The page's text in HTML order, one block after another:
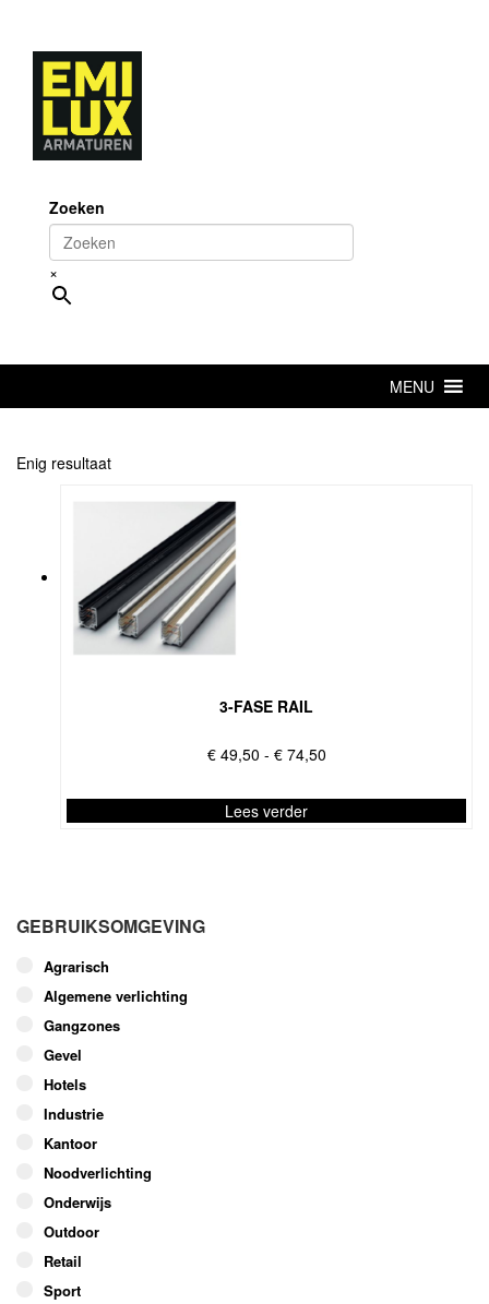
content
Zoeken
×
MENU
Enig resultaat
3-FASE RAIL
€49,50 - €74,50Prijsklasse:
tot
€ 74,50
Lees verder
variaties.
optie
kan
gekozen
worden
op
productpagina
GEBRUIKSOMGEVING
Agrarisch
Algemene verlichting
Gangzones
Gevel
Hotels
Industrie
Kantoor
Noodverlichting
Onderwijs
Outdoor
Retail
Sport